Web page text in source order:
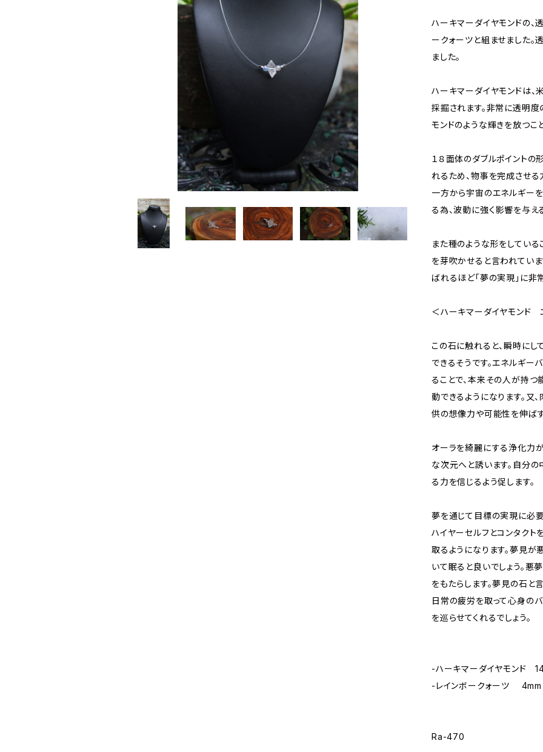
ハーキマーダイヤモンドの、
ークォーツと組ませました
ました。
ハーキマーダイヤモンドは
採掘されます。非常に透明度
モンドのような輝きを放つこ
１８面体のダブルポイント
れるため、物事を完成させる
一方から宇宙のエネルギー
る為、波動に強く影響を与え
また種のような形をしてい
を芽吹かせると言われていま
ばれるほど「夢の実現」に非
＜ハーキマーダイヤモンド
この石に触れると、瞬時に
できるそうです。エネルギー
ることで、本来その人が持つ
動できるようになります。又
供の想像力や可能性を伸ば
オーラを綺麗にする浄化力
な次元へと誘います。自分
る力を信じるよう促します。
夢を通じて目標の実現に必
ハイヤーセルフとコンタクト
取るようになります。夢見
いて眠ると良いでしょう。悪
をもたらします。夢見の石と
日常の疲労を取って心身の
を巡らせてくれるでしょう。
-ハーキマーダイヤモンド
-レインボークォーツ 4mm
Ra-470